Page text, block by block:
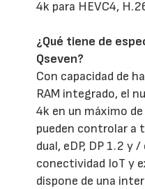
4k para HEVC4,
¿Qué tiene de
Qseven?
Con capacidad de
RAM integrado, el
4k en un máximo
pueden controlar a
dual, eDP, DP 1.2 y
conectividad IoT y
dispone de una